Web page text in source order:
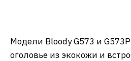
Модели Bloody G573 и
оголовье из экокожи и